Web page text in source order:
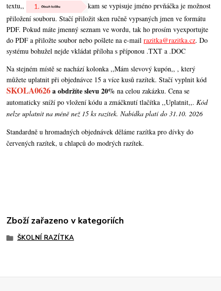
textu,,
kam se vypisuje jméno prvňáčka je možnost
přiložení souboru. Stačí přiložit sken ručně vypsaných jmen ve formátu
PDF. Pokud máte jmenný seznam ve wordu, tak ho prosím vyexportujte
do PDF a přiložte soubor nebo pošlete na e-mailrazitka@razitka.cz. Do
systému bohužel nejde vkládat příloha s příponou .TXT a .DOC
Na stejném místě se nachází kolonka ,,Mám slevový kupón,, , který
můžete uplatnit při objednávce 15 a více kusů razítek. Stačí vyplnit kód
SKOLA0626a obdržíte slevu 20%na celou zakázku. Cena se
automaticky sníží po vložení kódu a zmáčknutí tlačítka ,,Uplatnit,,. Kód
nelze uplatnit na méně než 15 ks razítek. Nabídka platí do 31.10. 2026
Standardně u hromadných objednávek děláme razítka pro dívky do
červených razítek, u chlapců do modrých razítek.
Zboží zařazeno v kategoriích
ŠKOLNÍ RAZÍTKA